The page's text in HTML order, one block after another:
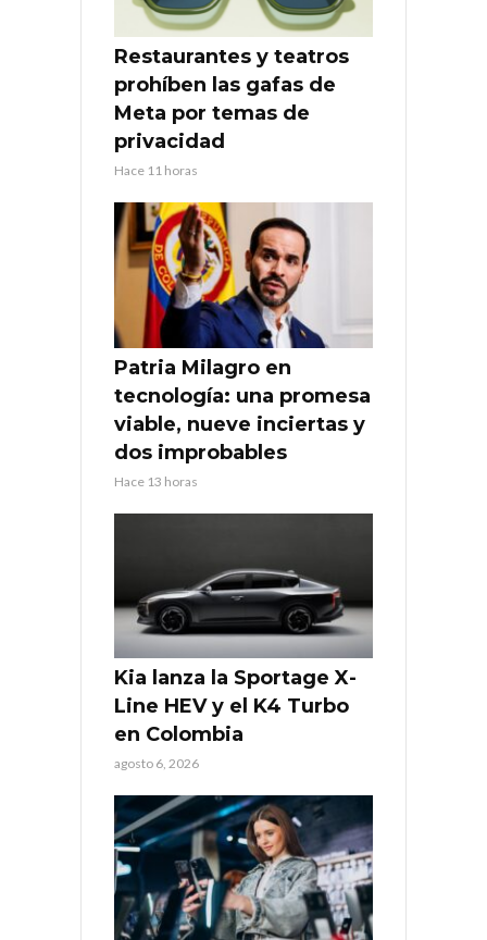
Restaurantes y teatros
prohíben las gafas de
Meta por temas de
privacidad
Hace 11 horas
Patria Milagro en
tecnología: una promesa
viable, nueve inciertas y
dos improbables
Hace 13 horas
Kia lanza la Sportage X-
Line HEV y el K4 Turbo
en Colombia
agosto 6, 2026